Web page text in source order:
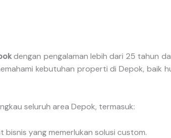
dengan pengalaman lebih dari 25 tahun
kebutuhan properti di Depok, baik
seluruh area Depok, termasuk:
yang memerlukan solusi custom.